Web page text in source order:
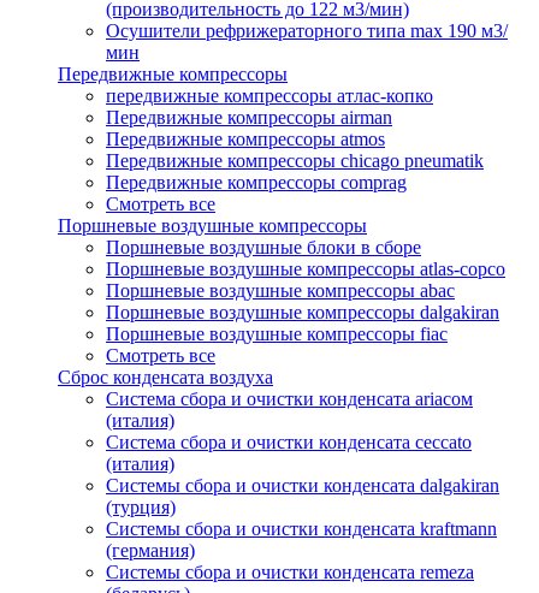
(производительность до 122 м3/мин)
Осушители рефрижераторного типа max 190 м3/
мин
Передвижные компрессоры
передвижные компрессоры атлас-копко
Передвижные компрессоры airman
Передвижные компрессоры atmos
Передвижные компрессоры chicago pneumatik
Передвижные компрессоры comprag
Смотреть все
Поршневые воздушные компрессоры
Поршневые воздушные блоки в сборе
Поршневые воздушные компрессоры atlas-copco
Поршневые воздушные компрессоры abac
Поршневые воздушные компрессоры dalgakiran
Поршневые воздушные компрессоры fiac
Смотреть все
Сброс конденсата воздуха
Система сбора и очистки конденсата ariacом
(италия)
Система сбора и очистки конденсата ceccato
(италия)
Системы сбора и очистки конденсата dalgakiran
(турция)
Системы сбора и очистки конденсата kraftmann
(германия)
Системы сбора и очистки конденсата remeza